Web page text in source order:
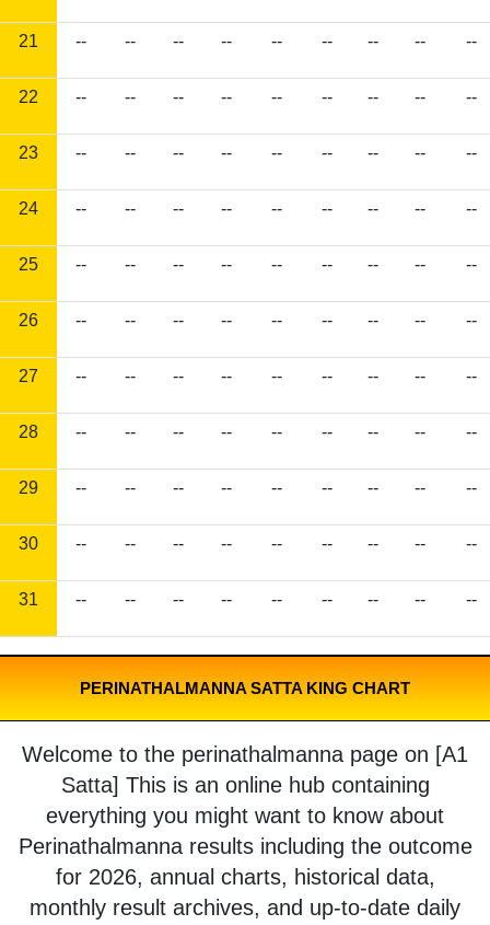
21 -- -- -- -- -- -- -- -- --
22 -- -- -- -- -- -- -- -- --
23 -- -- -- -- -- -- -- -- --
24 -- -- -- -- -- -- -- -- --
25 -- -- -- -- -- -- -- -- --
26 -- -- -- -- -- -- -- -- --
27 -- -- -- -- -- -- -- -- --
28 -- -- -- -- -- -- -- -- --
29 -- -- -- -- -- -- -- -- --
30 -- -- -- -- -- -- -- -- --
31 -- -- -- -- -- -- -- -- --
PERINATHALMANNA SATTA KING CHART
Welcome to the perinathalmanna page on [A1
Satta] This is an online hub containing
everything you might want to know about
Perinathalmanna results including the outcome
for 2026, annual charts, historical data,
monthly result archives, and up-to-date daily